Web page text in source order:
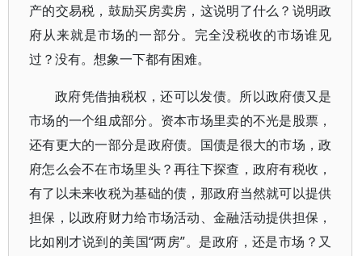
产的交易税，鼓励买房卖房，这说明了什么？说明政
府从来就是市场的一部分。完全没税收的市场谁见
过？没有。想象一下都有困难。
政府凭借抽税权，还可以发债。所以政府债又是
市场的一个组成部分。资本市场里卖的不光是股票，
还有更大的一部分是政府债。国债是很大的市场，政
府怎么会不在市场里头？再往下探查，政府有税收，
有了以未来收税为基础的债，那政府当然就可以提供
担保，以政府财力给市场活动、金融活动提供担保，
比如刚才说到的美国“两房”。是政府，还是市场？又